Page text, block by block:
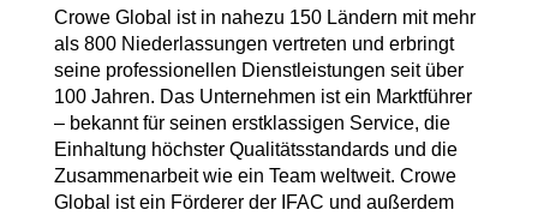
Crowe Global ist in nahezu 150 Ländern mit mehr
als 800 Niederlassungen vertreten und erbringt
seine professionellen Dienstleistungen seit über
100 Jahren. Das Unternehmen ist ein Marktführer
– bekannt für seinen erstklassigen Service, die
Einhaltung höchster Qualitätsstandards und die
Zusammenarbeit wie ein Team weltweit. Crowe
Global ist ein Förderer der IFAC und außerdem